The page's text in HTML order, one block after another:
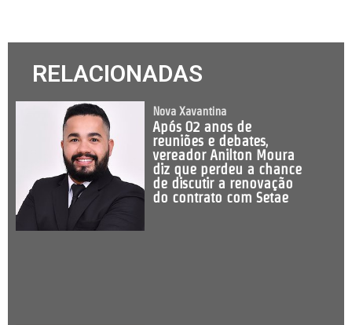
RELACIONADAS
Nova Xavantina
Após 02 anos de
reuniões e debates,
vereador Anilton Moura
diz que perdeu a chance
de discutir a renovação
do contrato com Setae